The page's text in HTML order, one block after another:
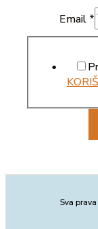
Email *
Sva